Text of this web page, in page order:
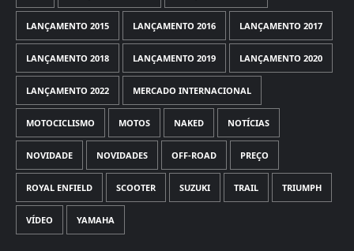
LANÇAMENTO 2015 LANÇAMENTO 2016 LANÇAMENTO 2017
LANÇAMENTO 2018 LANÇAMENTO 2019 LANÇAMENTO 2020
LANÇAMENTO 2022 MERCADO INTERNACIONAL
MOTOCICLISMO MOTOS NAKED NOTÍCIAS
NOVIDADE NOVIDADES OFF-ROAD PREÇO
ROYAL ENFIELD SCOOTER SUZUKI TRAIL TRIUMPH
VÍDEO YAMAHA